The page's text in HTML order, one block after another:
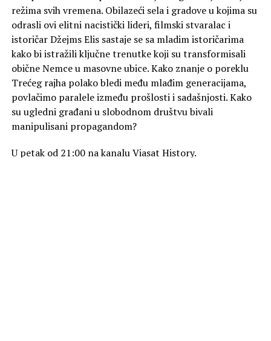
režima svih vremena. Obilazeći sela i gradove u kojima su
odrasli ovi elitni nacistički lideri, filmski stvaralac i
istoričar Džejms Elis sastaje se sa mladim istoričarima
kako bi istražili ključne trenutke koji su transformisali
obične Nemce u masovne ubice. Kako znanje o poreklu
Trećeg rajha polako bledi među mlađim generacijama,
povlačimo paralele između prošlosti i sadašnjosti. Kako
su ugledni građani u slobodnom društvu bivali
manipulisani propagandom?
U petak od 21:00 na kanalu Viasat History.